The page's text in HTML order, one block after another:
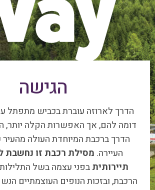
דומה להם, אך האפשרות הקלה יותר,
הדרך ברכבת המיוחדת העולה מהעיר
העיירה.מסילת רכבת זו נחשבת
תיירותיתבפני עצמה בשל
הרכבת, ובזכות הנופים העוצמתיים
הענק שלה.